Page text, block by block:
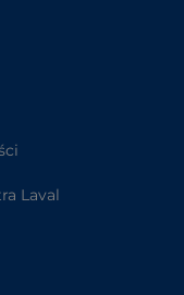
Laval